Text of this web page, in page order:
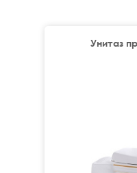
Унитаз